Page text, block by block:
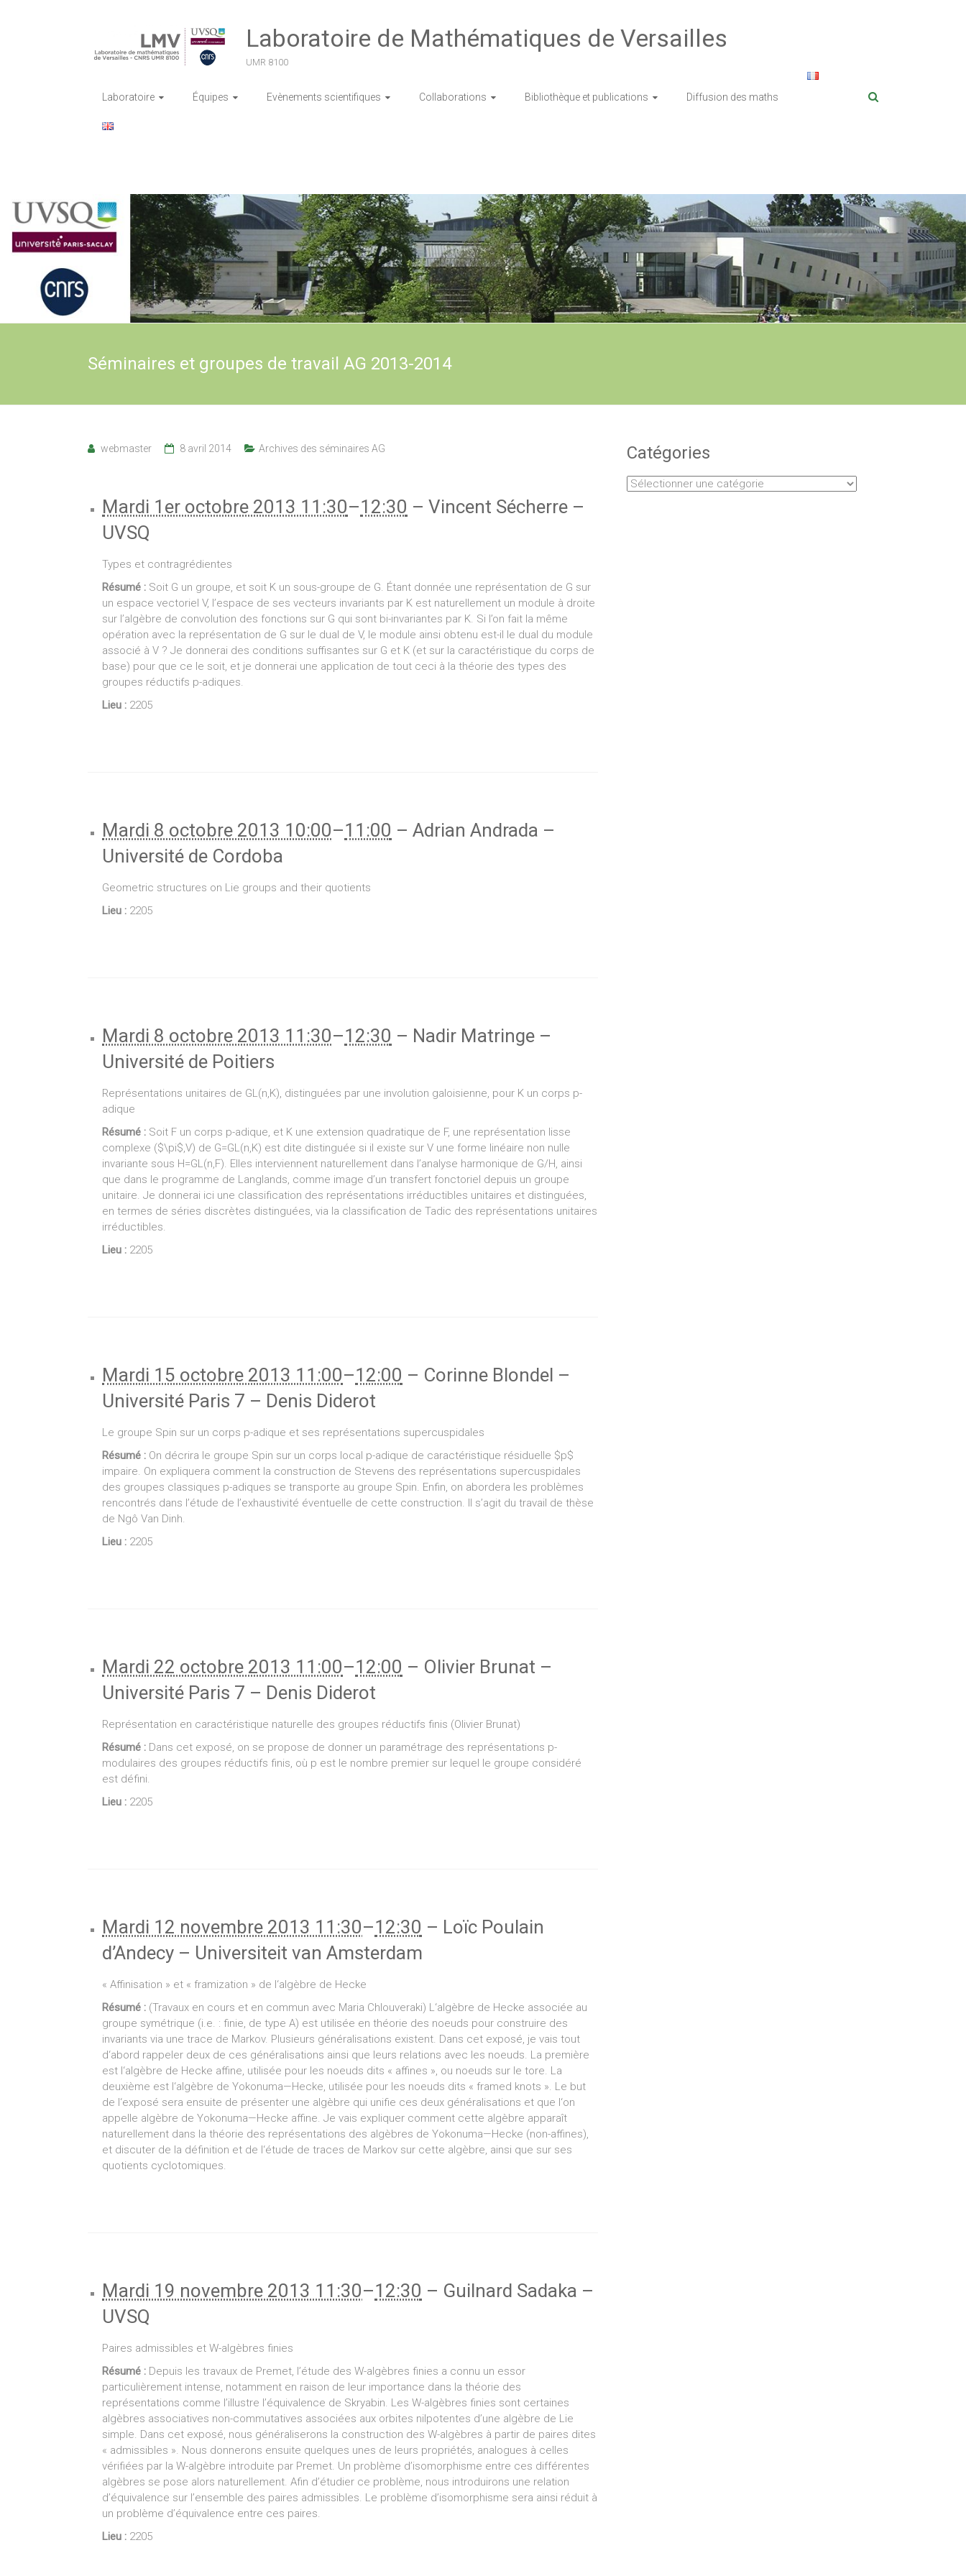
Laboratoire de Mathématiques de Versailles
UMR 8100
Laboratoire Équipes Evènements scientifiques Collaborations Bibliothèque et publications Diffusion des maths
Séminaires et groupes de travail AG 2013-2014
webmaster 8 avril 2014 Archives des séminaires AG
Mardi 1er octobre 2013 11:30–12:30 – Vincent Sécherre –
UVSQ
Types et contragrédientes
Résumé : Soit G un groupe, et soit K un sous-groupe de G. Étant donnée une représentation de G sur
un espace vectoriel V, l’espace de ses vecteurs invariants par K est naturellement un module à droite
sur l’algèbre de convolution des fonctions sur G qui sont bi-invariantes par K. Si l’on fait la même
opération avec la représentation de G sur le dual de V, le module ainsi obtenu est-il le dual du module
associé à V ? Je donnerai des conditions suffisantes sur G et K (et sur la caractéristique du corps de
base) pour que ce le soit, et je donnerai une application de tout ceci à la théorie des types des
groupes réductifs p-adiques.
Lieu : 2205
Mardi 8 octobre 2013 10:00–11:00 – Adrian Andrada –
Université de Cordoba
Geometric structures on Lie groups and their quotients
Lieu : 2205
Mardi 8 octobre 2013 11:30–12:30 – Nadir Matringe –
Université de Poitiers
Représentations unitaires de GL(n,K), distinguées par une involution galoisienne, pour K un corps p-
adique
Résumé : Soit F un corps p-adique, et K une extension quadratique de F, une représentation lisse
complexe ($\pi$,V) de G=GL(n,K) est dite distinguée si il existe sur V une forme linéaire non nulle
invariante sous H=GL(n,F). Elles interviennent naturellement dans l’analyse harmonique de G/H, ainsi
que dans le programme de Langlands, comme image d’un transfert fonctoriel depuis un groupe
unitaire. Je donnerai ici une classification des représentations irréductibles unitaires et distinguées,
en termes de séries discrètes distinguées, via la classification de Tadic des représentations unitaires
irréductibles.
Lieu : 2205
Mardi 15 octobre 2013 11:00–12:00 – Corinne Blondel –
Université Paris 7 – Denis Diderot
Le groupe Spin sur un corps p-adique et ses représentations supercuspidales
Résumé : On décrira le groupe Spin sur un corps local p-adique de caractéristique résiduelle $p$
impaire. On expliquera comment la construction de Stevens des représentations supercuspidales
des groupes classiques p-adiques se transporte au groupe Spin. Enfin, on abordera les problèmes
rencontrés dans l’étude de l’exhaustivité éventuelle de cette construction. Il s’agit du travail de thèse
de Ngô Van Dinh.
Lieu : 2205
Mardi 22 octobre 2013 11:00–12:00 – Olivier Brunat –
Université Paris 7 – Denis Diderot
Représentation en caractéristique naturelle des groupes réductifs finis (Olivier Brunat)
Résumé : Dans cet exposé, on se propose de donner un paramétrage des représentations p-
modulaires des groupes réductifs finis, où p est le nombre premier sur lequel le groupe considéré
est défini.
Lieu : 2205
Mardi 12 novembre 2013 11:30–12:30 – Loïc Poulain
d’Andecy – Universiteit van Amsterdam
« Affinisation » et « framization » de l‘algèbre de Hecke
Résumé : (Travaux en cours et en commun avec Maria Chlouveraki) L‘algèbre de Hecke associée au
groupe symétrique (i.e. : finie, de type A) est utilisée en théorie des noeuds pour construire des
invariants via une trace de Markov. Plusieurs généralisations existent. Dans cet exposé, je vais tout
d‘abord rappeler deux de ces généralisations ainsi que leurs relations avec les noeuds. La première
est l‘algèbre de Hecke affine, utilisée pour les noeuds dits « affines », ou noeuds sur le tore. La
deuxième est l‘algèbre de Yokonuma—Hecke, utilisée pour les noeuds dits « framed knots ». Le but
de l‘exposé sera ensuite de présenter une algèbre qui unifie ces deux généralisations et que l‘on
appelle algèbre de Yokonuma—Hecke affine. Je vais expliquer comment cette algèbre apparaît
naturellement dans la théorie des représentations des algèbres de Yokonuma—Hecke (non-affines),
et discuter de la définition et de l‘étude de traces de Markov sur cette algèbre, ainsi que sur ses
quotients cyclotomiques.
Mardi 19 novembre 2013 11:30–12:30 – Guilnard Sadaka –
UVSQ
Paires admissibles et W-algèbres finies
Résumé : Depuis les travaux de Premet, l’étude des W-algèbres finies a connu un essor
particulièrement intense, notamment en raison de leur importance dans la théorie des
représentations comme l’illustre l’équivalence de Skryabin. Les W-algèbres finies sont certaines
algèbres associatives non-commutatives associées aux orbites nilpotentes d’une algèbre de Lie
simple. Dans cet exposé, nous généraliserons la construction des W-algèbres à partir de paires dites
« admissibles ». Nous donnerons ensuite quelques unes de leurs propriétés, analogues à celles
vérifiées par la W-algèbre introduite par Premet. Un problème d’isomorphisme entre ces différentes
algèbres se pose alors naturellement. Afin d’étudier ce problème, nous introduirons une relation
d’équivalence sur l’ensemble des paires admissibles. Le problème d’isomorphisme sera ainsi réduit à
un problème d’équivalence entre ces paires.
Lieu : 2205
Catégories
Catégories